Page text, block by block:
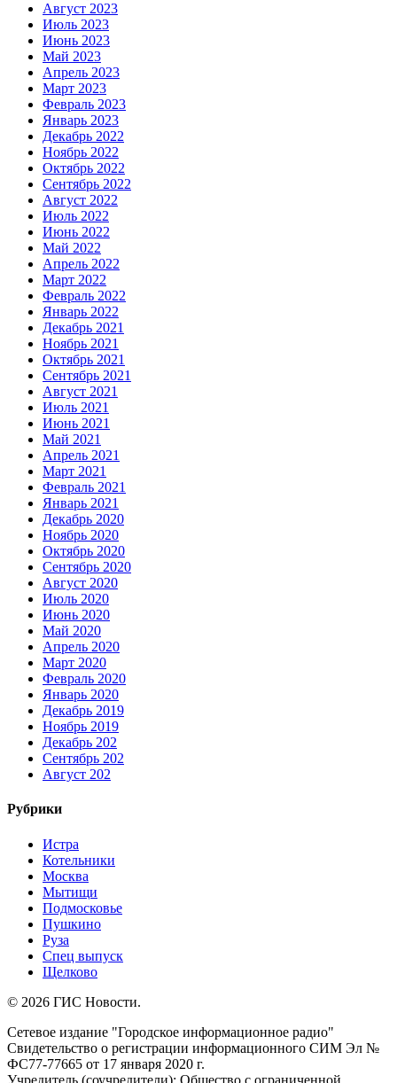
Август 2023
Июль 2023
Июнь 2023
Май 2023
Апрель 2023
Март 2023
Февраль 2023
Январь 2023
Декабрь 2022
Ноябрь 2022
Октябрь 2022
Сентябрь 2022
Август 2022
Июль 2022
Июнь 2022
Май 2022
Апрель 2022
Март 2022
Февраль 2022
Январь 2022
Декабрь 2021
Ноябрь 2021
Октябрь 2021
Сентябрь 2021
Август 2021
Июль 2021
Июнь 2021
Май 2021
Апрель 2021
Март 2021
Февраль 2021
Январь 2021
Декабрь 2020
Ноябрь 2020
Октябрь 2020
Сентябрь 2020
Август 2020
Июль 2020
Июнь 2020
Май 2020
Апрель 2020
Март 2020
Февраль 2020
Январь 2020
Декабрь 2019
Ноябрь 2019
Декабрь 202
Сентябрь 202
Август 202
Рубрики
Истра
Котельники
Москва
Мытищи
Подмосковье
Пушкино
Руза
Спец выпуск
Щелково
© 2026 ГИС Новости.
Сетевое издание "Городское информационное радио"
Свидетельство о регистрации информационного СИМ Эл №
ФС77-77665 от 17 января 2020 г.
Учредитель (соучредители): Общество с ограниченной